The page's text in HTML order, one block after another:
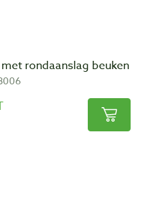
rondaanslag beuken